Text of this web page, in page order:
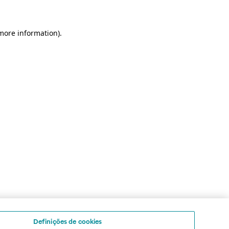
information).
Definições de cookies